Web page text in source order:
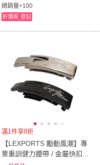
總銷量>100
折價券 登記
滿1件享8折
【LEXPORTS 勵動風潮】專
業重訓健力腰帶 / 金屬快扣